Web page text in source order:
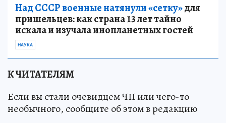
Над СССР военные натянули «сетку»для
пришельцев: как страна 13 лет тайно
искала и изучала инопланетных гостей
НАУКА
К ЧИТАТЕЛЯМ
Если вы стали очевидцем ЧП или чего-то
необычного, сообщите об этом в редакцию